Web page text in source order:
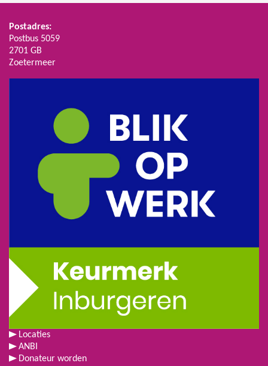
Postadres:
Postbus 5059
2701 GB
Zoetermeer
Locaties
ANBI
Donateur worden